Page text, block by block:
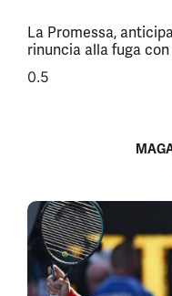
La Promessa,
rinuncia alla fuga